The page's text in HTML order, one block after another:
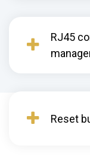
RJ45
Reset